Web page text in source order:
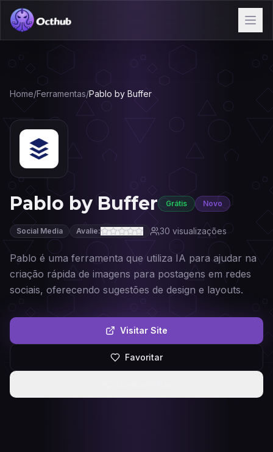
Home/Ferramentas/Pablo by Buffer
Pablo by Buffer Grátis Novo
Social Media Avalie: 30 visualizações
Pablo é uma ferramenta que utiliza IA para ajudar na
criação rápida de imagens para postagens em redes
sociais, oferecendo sugestões de design e layouts.
Visitar Site
Favoritar